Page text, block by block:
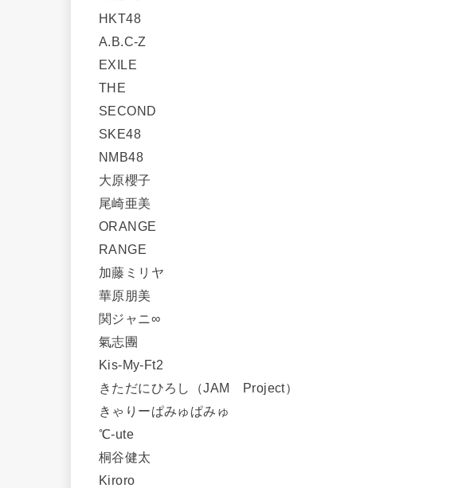
HKT48
A.B.C-Z
EXILE
THE
SECOND
SKE48
NMB48
大原櫻子
尾崎亜美
ORANGE
RANGE
加藤ミリヤ
華原朋美
関ジャニ∞
氣志團
Kis-My-Ft2
きただにひろし（JAM Project）
きゃりーぱみゅぱみゅ
℃-ute
桐谷健太
Kiroro